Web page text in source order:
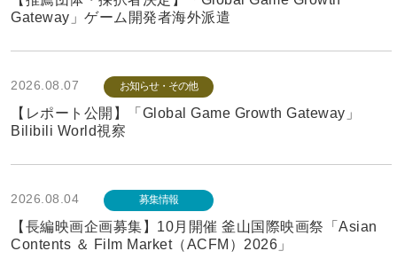
Gateway」ゲーム開発者海外派遣
2026.08.07 お知らせ・その他
【レポート公開】「Global Game Growth Gateway」
Bilibili World視察
2026.08.04 募集情報
【長編映画企画募集】10月開催 釜山国際映画祭「Asian
Contents ＆ Film Market（ACFM）2026」